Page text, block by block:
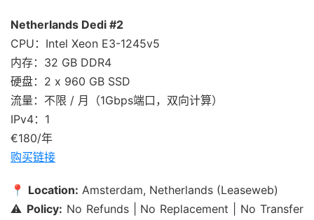
Netherlands Dedi #2
CPU：Intel Xeon E3-1245v5
内存：32 GB DDR4
硬盘：2 x 960 GB SSD
流量：不限 / 月（1Gbps端口，双向计算）
IPv4：1
€180/年
购买链接
📍 Location: Amsterdam, Netherlands (Leaseweb)
⚠️ Policy: No Refunds | No Replacement | No Transfer